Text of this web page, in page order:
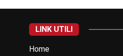
LINK UTILI
Home